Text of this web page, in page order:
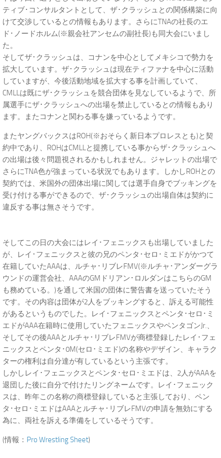
ティブ･コンサルタントとして、ザ･クラッシュとの関係構築に向
けて交渉しているとの情報もあります。さらにTNAの社長のエ
ド･ノードホルム(※親会社アンセムの副社長)も同大会にいまし
た。
そしてザ･クラッシュは、コナンを中心としてメキシコで勢力を
拡大しています。ザ･クラッシュは現在ティファナを中心に活動
していますが、今後活動地域を拡大する事を計画していて、
CMLLは既にザ･クラッシュを競合団体を見なしているようで、所
属選手にザ･クラッシュへの出場を禁止しているとの情報もあり
ます。またコナンと関わる事を嫌っているようです。
またヤングバックスはROH(※おそらく新日本プロレスとも)と契
約中であり、ROHはCMLLと提携している事からザ･クラッシュへ
の出場は後々問題視されるかもしれません。ジャレットの出場で
さらにTNA色が強まっている状況でもあります。しかしROHとの
契約では、米国外の団体出場に関しては選手自身でブッキングを
受け付ける事ができるので、ザ･クラッシュの出場自体は契約に
違反する事は無さそうです。
そしてこの日の大会にはレイ･フェニックスも出場していました
が、レイ･フェニックスと彼の兄のペンタ･セロ･ミエドがかつて
在籍していたAAAは、ルチャ･リブレFMV(※ルチャ･アンダーグラ
ウンドの運営会社、AAAのGMドリアン･ロルダンはこちらのGM
も務めている。)を通して米国の団体に警告書を送っていたそう
です。その内容は団体が2人をブッキングすると、訴える可能性
があるというものでした。レイ･フェニックスとペンタ･セロ･ミ
エドがAAA在籍時に使用していたフェニックスやペンタゴンJr.、
そしてその後AAAとルチャ･リブレFMVが商標登録したレイ･フェ
ニックスとペンタ･0M(セロ･ミエド)の名称やデザイン、キャラク
ターの権利は自分達が有しているという主張です。
しかしレイ･フェニックスとペンタ･セロ･ミエドは、2人がAAAを
退団した後に自分で付けたリングネームです。レイ･フェニック
スは、昨年この名称の商標登録していると主張しており、ペン
タ･セロ･ミエドはAAAとルチャ･リブレFMVの申請を無効にする
為に、両社を訴える準備をしているそうです。
(情報： Pro Wrestling Sheet)